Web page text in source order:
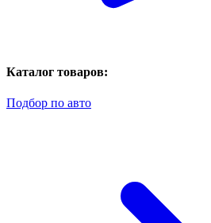
Каталог товаров:
Подбор по авто